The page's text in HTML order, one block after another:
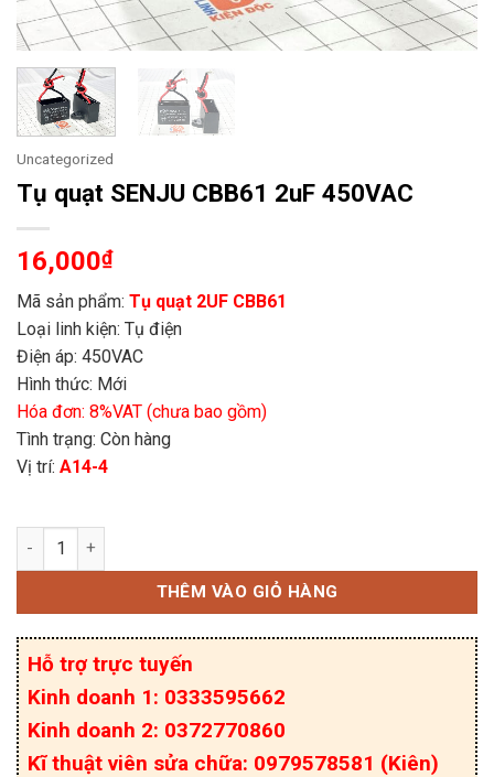
Uncategorized
Tụ quạt SENJU CBB61 2uF 450VAC
16,000₫
Mã sản phẩm: Tụ quạt 2UF CBB61
Loại linh kiện: Tụ điện
Điện áp: 450VAC
Hình thức: Mới
Hóa đơn: 8%VAT (chưa bao gồm)
Tình trạng: Còn hàng
Vị trí: A14-4
Tụ quạt SENJU CBB61 2uF 450VAC số lượng
THÊM VÀO GIỎ HÀNG
Hỗ trợ trực tuyến
Kinh doanh 1: 0333595662
Kinh doanh 2: 0372770860
Kĩ thuật viên sửa chữa: 0979578581 (Kiên)